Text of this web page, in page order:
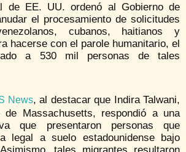
de EE. UU. ordenó al Gobierno de
el procesamiento de solicitudes
cubanos, haitianos y
hacerse con el parole humanitario, el
a 530 mil personas de tales
News, al destacar que Indira Talwani,
Massachusetts, respondió a una
que presentaron personas que
legal a suelo estadounidense bajo